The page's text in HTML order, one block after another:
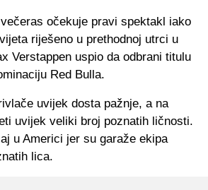
očekuje pravi spektakl iako
riješeno u prethodnoj utrci u
Verstappen uspio da odbrani titulu
Red Bulla.
uvijek dosta pažnje, a na
uvijek veliki broj poznatih ličnosti.
u Americi jer su garaže ekipa
lica.